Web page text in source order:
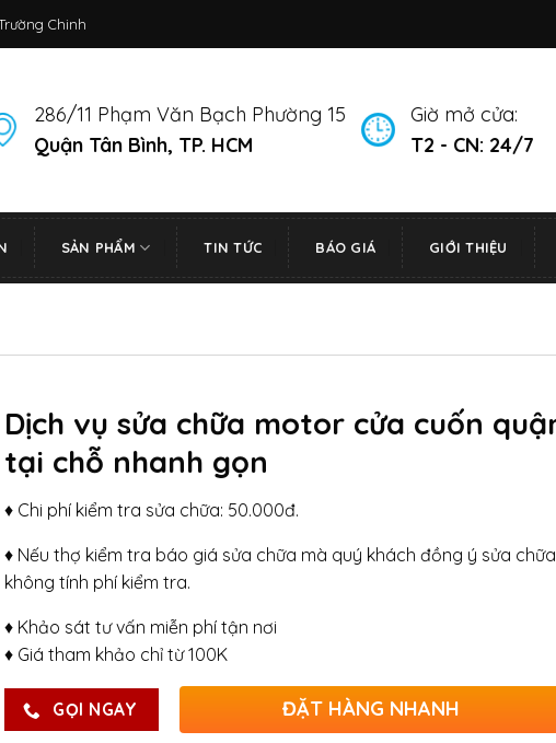
Chinh
286/11 Phạm Văn Bạch Phường 15
Quận Tân Bình, TP. HCM
Giờ mở cửa:
T2 - CN: 24/7
SẢN PHẨM TIN TỨC BÁO GIÁ GIỚI THIỆU
Dịch vụ sửa chữa motor cửa cuốn
tại chỗ nhanh gọn
♦ Chi phí kiểm tra sửa chữa: 50.000đ.
♦ Nếu thợ kiểm tra báo giá sửa chữa mà quý khách đồng ý sửa
không tính phí kiểm tra.
♦ Khảo sát tư vấn miễn phí tận nơi
♦ Giá tham khảo chỉ từ 100K
GỌI NGAY ĐẶT HÀNG NHANH